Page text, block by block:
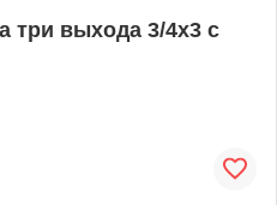
три выхода 3/4х3 с